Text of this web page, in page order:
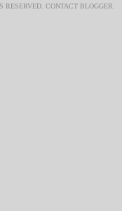
CONTACT BLOGGER.